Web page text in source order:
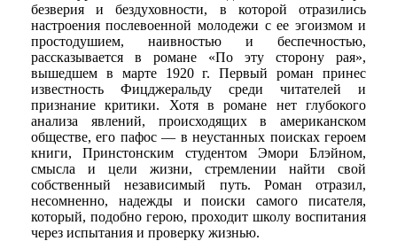
безверия и бездуховности, в которой отразились
настроения послевоенной молодежи с ее эгоизмом и
простодушием, наивностью и беспечностью,
рассказывается в романе «По эту сторону рая»,
вышедшем в марте 1920 г. Первый роман принес
известность Фицджеральду среди читателей и
признание критики. Хотя в романе нет глубокого
анализа явлений, происходящих в американском
обществе, его пафос — в неустанных поисках героем
книги, Принстонским студентом Эмори Блэйном,
смысла и цели жизни, стремлении найти свой
собственный независимый путь. Роман отразил,
несомненно, надежды и поиски самого писателя,
который, подобно герою, проходит школу воспитания
через испытания и проверку жизнью.